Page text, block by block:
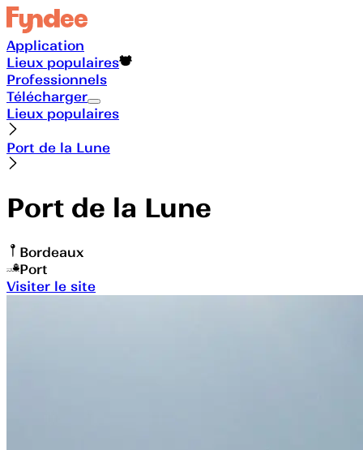
Application
Lieux populaires
Professionnels
Télécharger
Lieux populaires
Port de la Lune
Port de la Lune
Bordeaux
Port
Visiter le site